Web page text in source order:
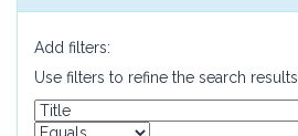
Add filters:
Use filters to refine the search results.